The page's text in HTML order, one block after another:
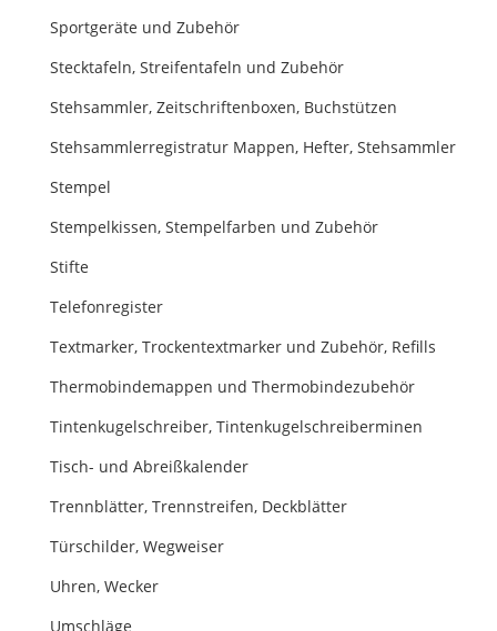
Sportgeräte und Zubehör
Stecktafeln, Streifentafeln und Zubehör
Stehsammler, Zeitschriftenboxen, Buchstützen
Stehsammlerregistratur Mappen, Hefter, Stehsammler
Stempel
Stempelkissen, Stempelfarben und Zubehör
Stifte
Telefonregister
Textmarker, Trockentextmarker und Zubehör, Refills
Thermobindemappen und Thermobindezubehör
Tintenkugelschreiber, Tintenkugelschreiberminen
Tisch- und Abreißkalender
Trennblätter, Trennstreifen, Deckblätter
Türschilder, Wegweiser
Uhren, Wecker
Umschläge